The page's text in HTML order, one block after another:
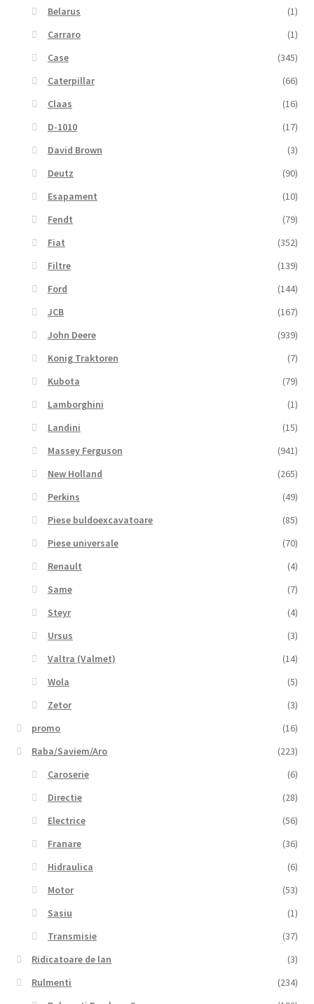
Belarus
(1)
Carraro
(1)
Case
(345)
Caterpillar
(66)
Claas
(16)
D-1010
(17)
David Brown
(3)
Deutz
(90)
Esapament
(10)
Fendt
(79)
Fiat
(352)
Filtre
(139)
Ford
(144)
JCB
(167)
John Deere
(939)
Konig Traktoren
(7)
Kubota
(79)
Lamborghini
(1)
Landini
(15)
Massey Ferguson
(941)
New Holland
(265)
Perkins
(49)
Piese buldoexcavatoare
(85)
Piese universale
(70)
Renault
(4)
Same
(7)
Steyr
(4)
Ursus
(3)
Valtra (Valmet)
(14)
Wola
(5)
Zetor
(3)
promo
(16)
Raba/Saviem/Aro
(223)
Caroserie
(6)
Directie
(28)
Electrice
(56)
Franare
(36)
Hidraulica
(6)
Motor
(53)
Sasiu
(1)
Transmisie
(37)
Ridicatoare de lan
(3)
Rulmenti
(234)